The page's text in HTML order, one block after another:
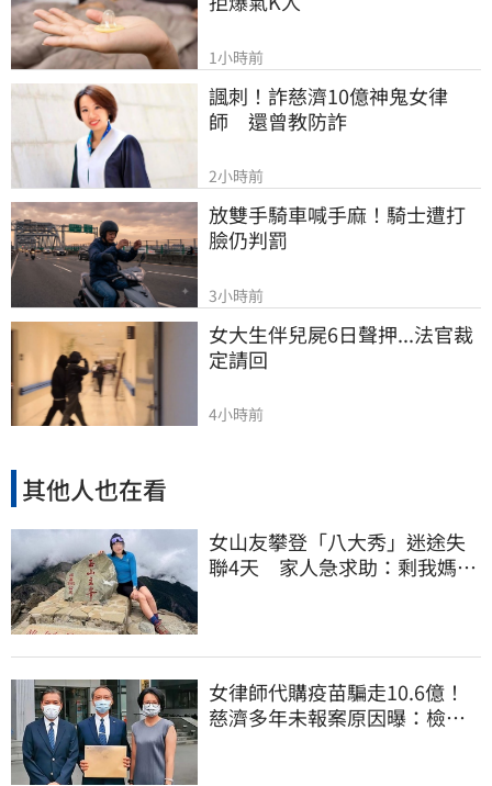
1小時前
諷刺！詐慈濟10億神鬼女律
師　還曾教防詐
2小時前
放雙手騎車喊手麻！騎士遭打
臉仍判罰
3小時前
女大生伴兒屍6日聲押...法官裁
定請回
4小時前
其他人也在看
女山友攀登「八大秀」迷途失
聯4天 家人急求助：剩我媽還
女律師代購疫苗騙走10.6億！
慈濟多年未報案原因曝：檢警